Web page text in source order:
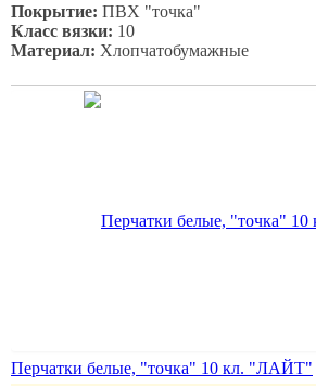
Покрытие: ПВХ "точка"
Класс вязки: 10
Материал: Хлопчатобумажные
Перчатки белые, "точка" 10 кл. "ЛАЙТ"